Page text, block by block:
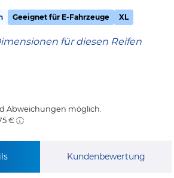
Geeignet für E-Fahrzeuge XL
für diesen Reifen
Abweichungen möglich.
€
Kundenbewertung